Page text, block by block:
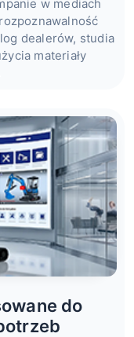
w mediach
dealerów, studia
materiały
do